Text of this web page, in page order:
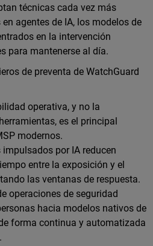
técnicas cada vez más
agentes de IA, los modelos de
en la intervención
para mantenerse al día.
de preventa de WatchGuard
operativa, y no la
es el principal
modernos.
por IA reducen
entre la exposición y el
las ventanas de respuesta.
operaciones de seguridad
hacia modelos nativos de
forma continua y automatizada